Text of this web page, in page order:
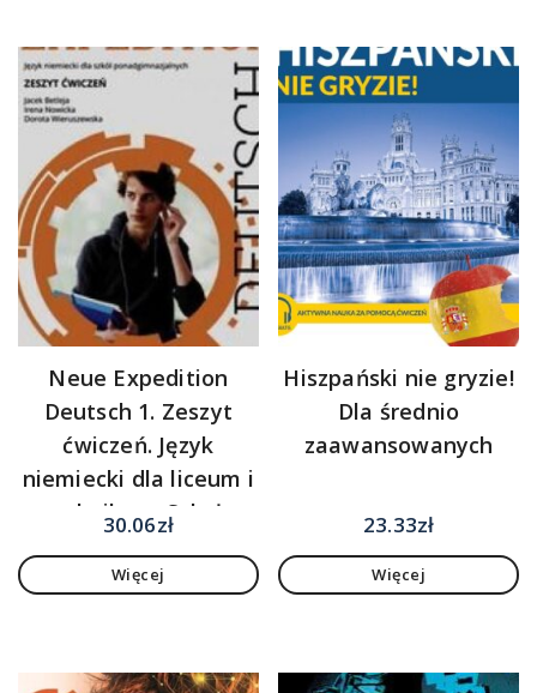
Neue Expedition
Deutsch 1. Zeszyt
ćwiczeń. Język
niemiecki dla liceum i
technikum. Szkoły
30.06zł
Więcej
Hiszpański nie gryzie!
Dla średnio
zaawansowanych
23.33zł
Więcej